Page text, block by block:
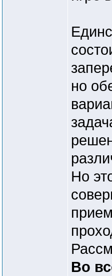
но
Но
Во